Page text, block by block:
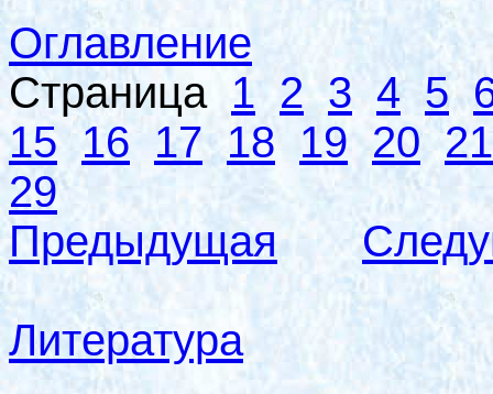
Оглавление
Страница 1 2 3 4 5
15 16 17 18 19 20 21
29
Предыдущая
Литература